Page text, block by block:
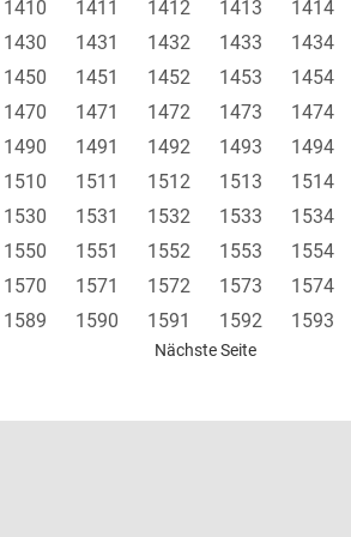
1410 1411 1412 1413 1414
1430 1431 1432 1433 1434
1450 1451 1452 1453 1454
1470 1471 1472 1473 1474
1490 1491 1492 1493 1494
1510 1511 1512 1513 1514
1530 1531 1532 1533 1534
1550 1551 1552 1553 1554
1570 1571 1572 1573 1574
1589 1590 1591 1592 1593
Nächste Seite